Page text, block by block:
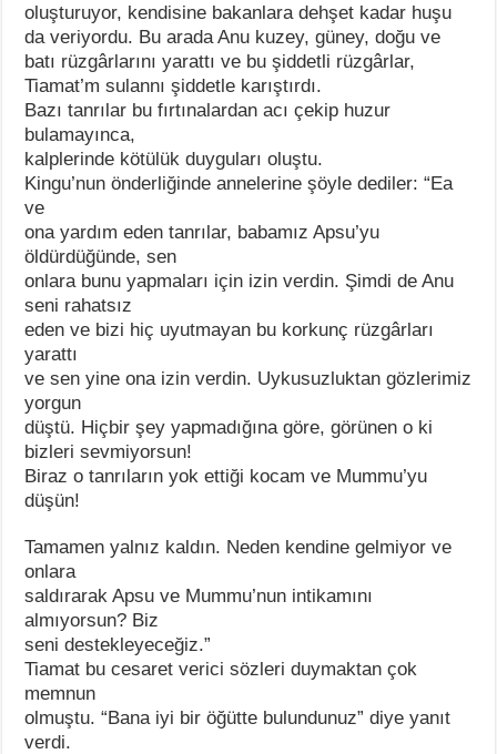
oluşturuyor, kendisine bakanlara dehşet kadar huşu
da veriyordu. Bu arada Anu kuzey, güney, doğu ve
batı rüzgârlarını yarattı ve bu şiddetli rüzgârlar,
Tiamat’m sulannı şiddetle karıştırdı.
Bazı tanrılar bu fırtınalardan acı çekip huzur
bulamayınca,
kalplerinde kötülük duyguları oluştu.
Kingu’nun önderliğinde annelerine şöyle dediler: “Ea
ve
ona yardım eden tanrılar, babamız Apsu’yu
öldürdüğünde, sen
onlara bunu yapmaları için izin verdin. Şimdi de Anu
seni rahatsız
eden ve bizi hiç uyutmayan bu korkunç rüzgârları
yarattı
ve sen yine ona izin verdin. Uykusuzluktan gözlerimiz
yorgun
düştü. Hiçbir şey yapmadığına göre, görünen o ki
bizleri sevmiyorsun!
Biraz o tanrıların yok ettiği kocam ve Mummu’yu
düşün!
Tamamen yalnız kaldın. Neden kendine gelmiyor ve
onlara
saldırarak Apsu ve Mummu’nun intikamını
almıyorsun? Biz
seni destekleyeceğiz.”
Tiamat bu cesaret verici sözleri duymaktan çok
memnun
olmuştu. “Bana iyi bir öğütte bulundunuz” diye yanıt
verdi.